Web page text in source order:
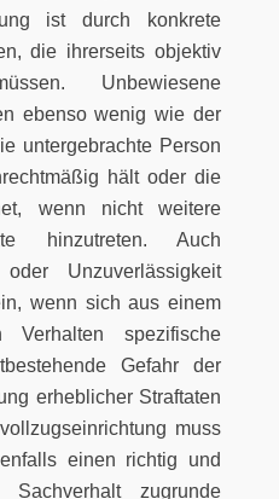
ist durch konkrete
die ihrerseits objektiv
Unbewiesene
ebenso wenig wie der
untergebrachte Person
hält oder die
wenn nicht weitere
hinzutreten. Auch
Unzuverlässigkeit
wenn sich aus einem
Verhalten spezifische
Gefahr der
erheblicher Straftaten
muss
einen richtig und
Sachverhalt zugrunde